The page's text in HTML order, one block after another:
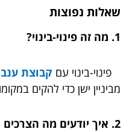
שאלות נפוצות
1. מה זה פינוי-בינוי?
פינוי-בינוי עם קבוצת ענב
מביניין ישן כדי להקים
2. איך יודעים מה הצרכים הקהילתיים?